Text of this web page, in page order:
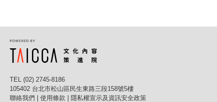
TEL (02) 2745-8186
105402 台北市松山區民生東路三段158號5樓
聯絡我們
使用條款 隱私權宣示及資訊安全政策